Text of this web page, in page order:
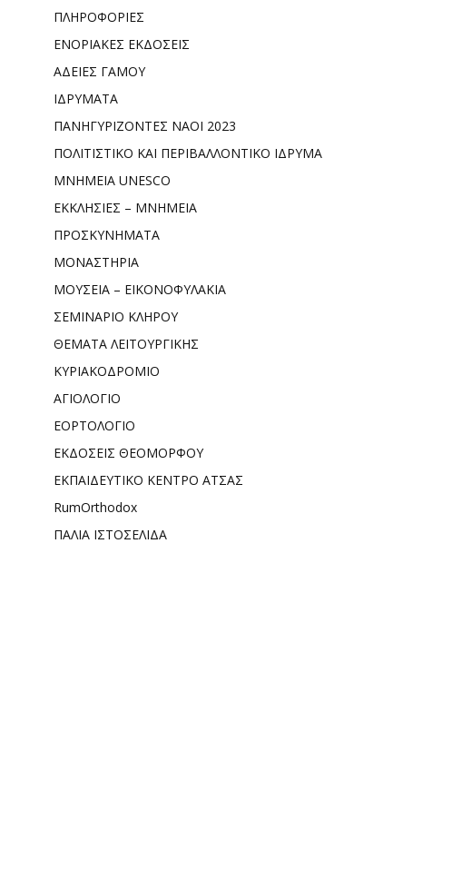
ΠΛΗΡΟΦΟΡΙΕΣ
ΕΝΟΡΙΑΚΕΣ ΕΚΔΟΣΕΙΣ
ΑΔΕΙΕΣ ΓΑΜΟΥ
ΙΔΡΥΜΑΤΑ
ΠΑΝΗΓΥΡΙΖΟΝΤΕΣ ΝΑΟΙ 2023
ΠΟΛΙΤΙΣΤΙΚΟ ΚΑΙ ΠΕΡΙΒΑΛΛΟΝΤΙΚΟ ΙΔΡΥΜΑ
ΜΝΗΜΕΙΑ UNESCO
ΕΚΚΛΗΣΙΕΣ – ΜΝΗΜΕΙΑ
ΠΡΟΣΚΥΝΗΜΑΤΑ
ΜΟΝΑΣΤΗΡΙΑ
ΜΟΥΣΕΙΑ – ΕΙΚΟΝΟΦΥΛΑΚΙΑ
ΣΕΜΙΝΑΡΙΟ ΚΛΗΡΟΥ
ΘΕΜΑΤΑ ΛΕΙΤΟΥΡΓΙΚΗΣ
ΚΥΡΙΑΚΟΔΡΟΜΙΟ
ΑΓΙΟΛΟΓΙΟ
ΕΟΡΤΟΛΟΓΙΟ
ΕΚΔΟΣΕΙΣ ΘΕΟΜΟΡΦΟΥ
ΕΚΠΑΙΔΕΥΤΙΚΟ ΚΕΝΤΡΟ ΑΤΣΑΣ
RumOrthodox
ΠΑΛΙΑ ΙΣΤΟΣΕΛΙΔΑ